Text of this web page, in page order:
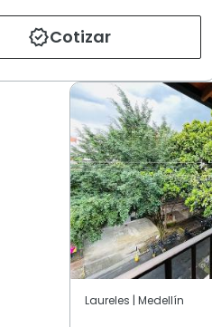
Cotizar
Laureles | Medellín